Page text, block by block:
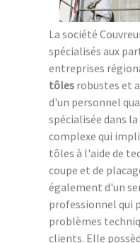
La société
spécialisés aux
entreprises
tôles robustes et
d'un personnel
spécialisée dans la
complexe qui
tôles à l'aide de
coupe et de
également d'un
professionnel qui
problèmes
clients. Elle